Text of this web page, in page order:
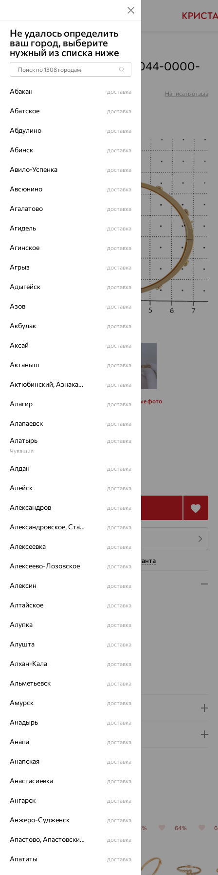
Главная Каталог Браслеты декоративные
Браслет, золото, 008-0044-0000-
010
Артикул: Написать отзыв
Запросить дополнительные фото
Размеры:
17
от 96 739
Купить
Нужна помощь консультанта
Описание
Вид изделия:
Металл:
Проба:585
Вес металла:
Доставка и оплата
Похожие изделия
64% 64%
Не удалось определить
ваш город, выберите
нужный из списка ниже
Абакан доставка
Абатское доставка
Абдулино доставка
Абинск доставка
Авило-Успенка доставка
Авсюнино доставка
Агалатово доставка
Агидель доставка
Агинское доставка
Агрыз доставка
Адыгейск доставка
Азов доставка
Акбулак доставка
Аксай доставка
Актаныш доставка
Актюбинский, Азнакаевский район доставка
Алагир доставка
Алапаевск доставка
Алатырь
Чувашия
доставка
Алдан доставка
Алейск доставка
Александров доставка
Александровское, Ставропольский край доставка
Алексеевка доставка
Алексеево-Лозовское доставка
Алексин доставка
Алтайское доставка
Алупка доставка
Алушта доставка
Алхан-Кала доставка
Альметьевск доставка
Амурск доставка
Анадырь доставка
Анапа доставка
Анапская доставка
Анастасиевка доставка
Ангарск доставка
Анжеро-Судженск доставка
Апастово, Апастовский район доставка
Апатиты доставка